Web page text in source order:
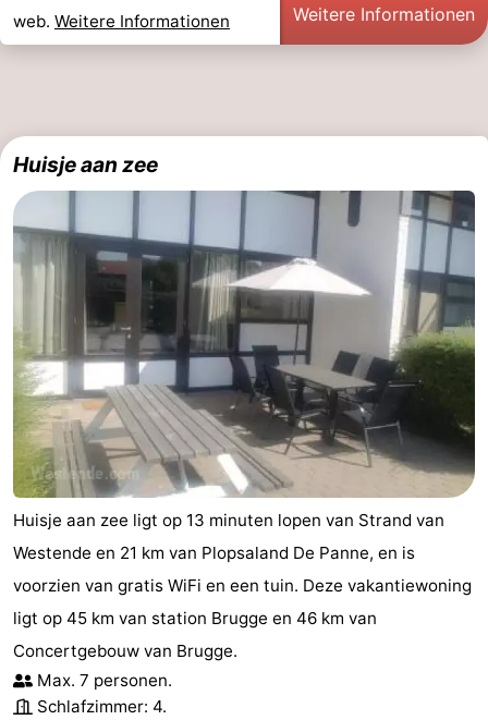
Panne
Natur
Wetter
web. Weitere Informationen Weitere Informationen
Huisje aan zee
Huisje aan zee ligt op 13 minuten lopen van Strand van
Westende en 21 km van Plopsaland De Panne, en is
voorzien van gratis WiFi en een tuin. Deze vakantiewoning
ligt op 45 km van station Brugge en 46 km van
Concertgebouw van Brugge.
Max. 7 personen.
Schlafzimmer: 4.